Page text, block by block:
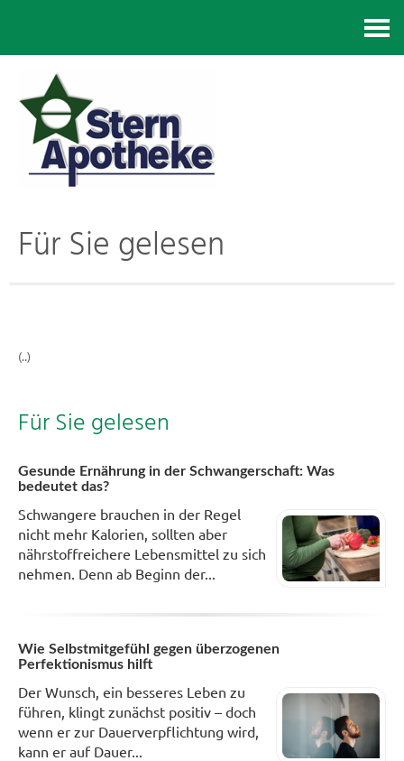
Für Sie gelesen
(..)
Für Sie gelesen
Gesunde Ernährung in der Schwangerschaft: Was
bedeutet das?
Schwangere brauchen in der Regel
nicht mehr Kalorien, sollten aber
nährstoffreichere Lebensmittel zu sich
nehmen. Denn ab Beginn der...
Wie Selbstmitgefühl gegen überzogenen
Perfektionismus hilft
Der Wunsch, ein besseres Leben zu
führen, klingt zunächst positiv – doch
wenn er zur Dauerverpflichtung wird,
kann er auf Dauer...